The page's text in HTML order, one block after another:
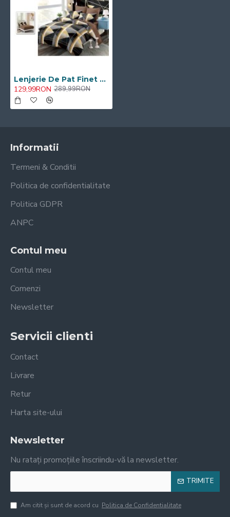
Lenjerie De Pat Finet 6 Piese Pat Dublu Cearceaf cu Elastic
129,99RON 289,99RON
Informatii
Termeni & Conditii
Politica de confidentialitate
Politica GDPR
ANPC
Contul meu
Contul meu
Comenzi
Newsletter
Servicii clienti
Contact
Livrare
Retur
Harta site-ului
Newsletter
Nu ratați promoțiile înscriindu-vă la newsletter.
TRIMITE
Am citit şi sunt de acord cu Politica de Confidentialitate